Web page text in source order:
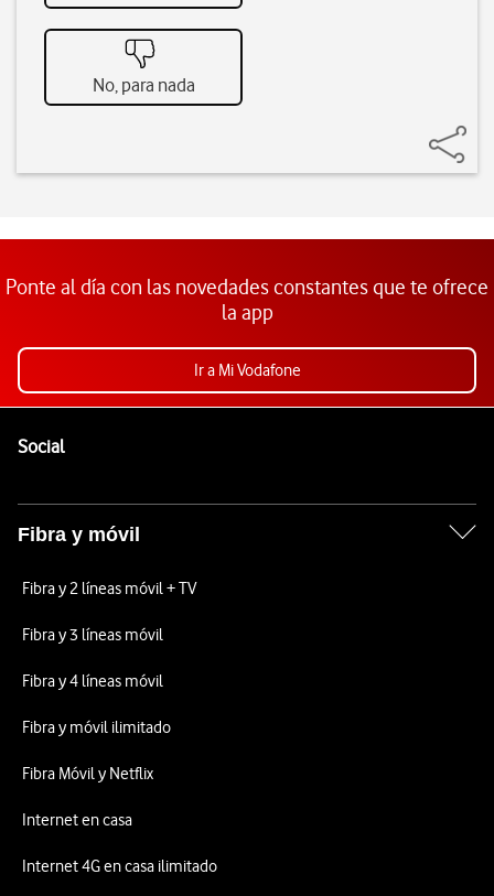
No, para nada
Ponte al día con las novedades constantes que te ofrece
la app
Ir a Mi Vodafone
SocialEnlaces a las redes sociales de Vodafone
Fibra y móvil
Fibra y 2 líneas móvil + TV
Fibra y 3 líneas móvil
Fibra y 4 líneas móvil
Fibra y móvil ilimitado
Fibra Móvil y Netflix
Internet en casa
Internet 4G en casa ilimitado